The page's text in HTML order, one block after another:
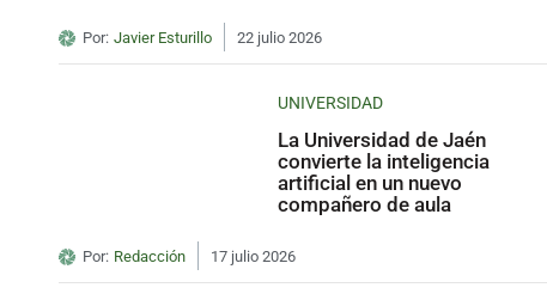
Por: Javier Esturillo 22 julio 2026
UNIVERSIDAD
La Universidad de Jaén
convierte la inteligencia
artificial en un nuevo
compañero de aula
Por: Redacción 17 julio 2026